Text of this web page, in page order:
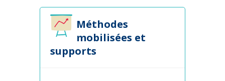
Méthodes
mobilisées et
supports